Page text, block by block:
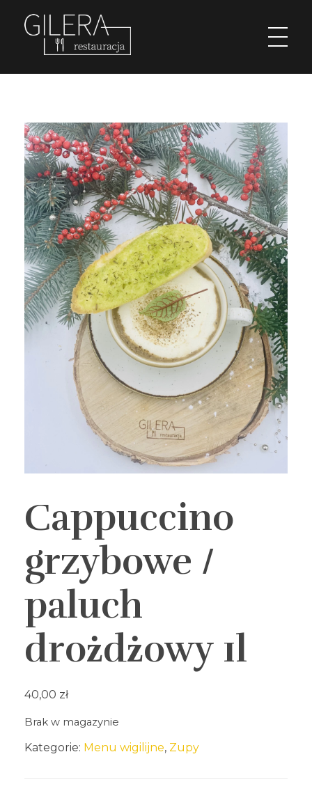
Cappuccino
grzybowe /
paluch
drożdżowy 1l
40,00 zł
Brak w magazynie
Kategorie: Menu wigilijne, Zupy